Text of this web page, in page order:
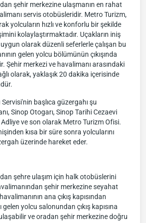
şehir merkezine ulaşmanın en rahat
servis otobüsleridir. Metro Turizm,
yolcuların hızlı ve konforlu bir şekilde
kolaylaştırmaktadır. Uçakların iniş
olarak düzenli seferlerle çalışan bu
gelen yolcu bölümünün çıkışında
Şehir merkezi ve havalimanı arasındaki
olarak, yaklaşık 20 dakika içerisinde
başlıca güzergahı şu
Sinop Otogarı, Sinop Tarihi Cezaevi
ve son olarak Metro Turizm Ofisi.
kısa bir süre sonra yolcularını
üzerinde hareket eder.
şehre ulaşım için halk otobüslerini
şehir merkezine seyahat
ana çıkış kapısından
yolcu salonundan çıkış kapısına
ve oradan şehir merkezine doğru